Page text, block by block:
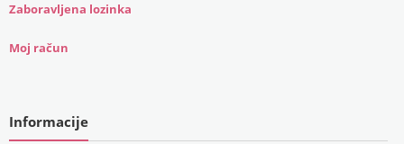
Zaboravljena lozinka
Moj račun
Informacije